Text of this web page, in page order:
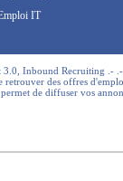
IT
3.0, Inbound Recruiting .-
retrouver des offres
de diffuser vos